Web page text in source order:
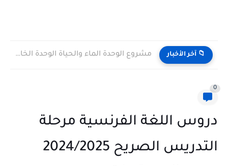
📁 آخر الأخبار مشروع الوحدة الماء والحياة الوحدة الخامسة المستوى الثالث projet de...
0
دروس اللغة الفرنسية مرحلة
التدريس الصريح 2024/2025